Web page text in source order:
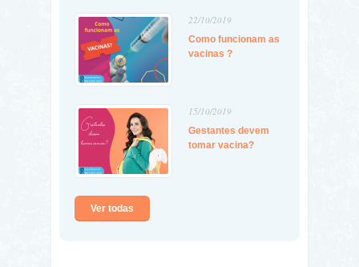
22/10/2019
Como funcionam as
vacinas ?
15/10/2019
Gestantes devem
tomar vacina?
Ver todas